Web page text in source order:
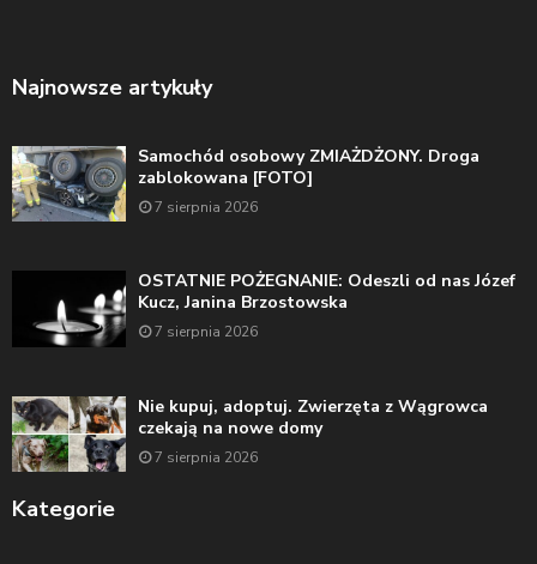
Najnowsze artykuły
Samochód osobowy ZMIAŻDŻONY. Droga
zablokowana [FOTO]
7 sierpnia 2026
OSTATNIE POŻEGNANIE: Odeszli od nas Józef
Kucz, Janina Brzostowska
7 sierpnia 2026
Nie kupuj, adoptuj. Zwierzęta z Wągrowca
czekają na nowe domy
7 sierpnia 2026
Kategorie